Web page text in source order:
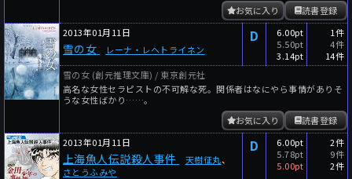
読書登録
お気に入り
2013年01月11日
雪の女 レーナ・レヘトライネン
D
6.00pt
5.50pt
3.14pt
1件
4件
14件
雪の女 (創元推理文庫) / 東京創元社
高名な女性セラピストの不可解な死。関係者はなにやら事情がありそ
うな女性ばかり……。
読書登録
お気に入り
2013年01月11日
上海魚人伝説殺人事件 天樹征丸、
さとうふみや
D
6.00pt
5.78pt
5.00pt
2件
9件
2件